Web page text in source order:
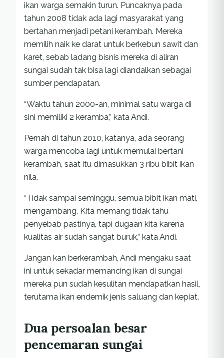
ikan warga semakin turun. Puncaknya pada
tahun 2008 tidak ada lagi masyarakat yang
bertahan menjadi petani kerambah. Mereka
memilih naik ke darat untuk berkebun sawit dan
karet, sebab ladang bisnis mereka di aliran
sungai sudah tak bisa lagi diandalkan sebagai
sumber pendapatan.
“Waktu tahun 2000-an, minimal satu warga di
sini memiliki 2 keramba,” kata Andi.
Pernah di tahun 2010, katanya, ada seorang
warga mencoba lagi untuk memulai bertani
kerambah, saat itu dimasukkan 3 ribu bibit ikan
nila.
“Tidak sampai seminggu, semua bibit ikan mati,
mengambang. Kita memang tidak tahu
penyebab pastinya, tapi dugaan kita karena
kualitas air sudah sangat buruk,” kata Andi.
Jangan kan berkerambah, Andi mengaku saat
ini untuk sekadar memancing ikan di sungai
mereka pun sudah kesulitan mendapatkan hasil,
terutama ikan endemik jenis saluang dan kepiat.
Dua persoalan besar
pencemaran sungai